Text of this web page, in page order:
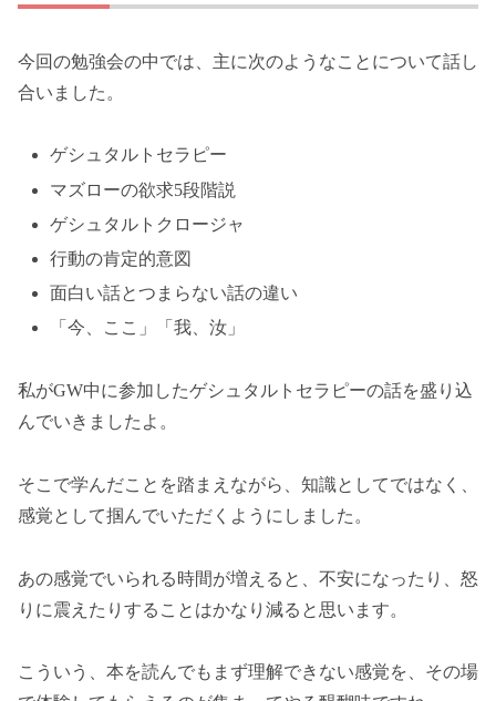
今回の勉強会の中では、主に次のようなことについて話し
合いました。
ゲシュタルトセラピー
マズローの欲求5段階説
ゲシュタルトクロージャ
行動の肯定的意図
面白い話とつまらない話の違い
「今、ここ」「我、汝」
私がGW中に参加したゲシュタルトセラピーの話を盛り込
んでいきましたよ。
そこで学んだことを踏まえながら、知識としてではなく、
感覚として掴んでいただくようにしました。
あの感覚でいられる時間が増えると、不安になったり、怒
りに震えたりすることはかなり減ると思います。
こういう、本を読んでもまず理解できない感覚を、その場